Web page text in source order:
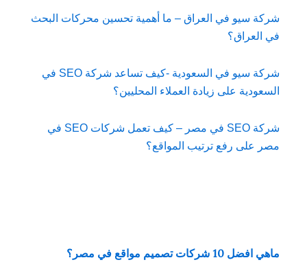
شركة سيو في العراق – ما أهمية تحسين محركات البحث
في العراق؟
شركة سيو في السعودية -كيف تساعد شركة SEO في
السعودية على زيادة العملاء المحليين؟
شركة SEO في مصر – كيف تعمل شركات SEO في
مصر على رفع ترتيب المواقع؟
ماهي افضل 10 شركات تصميم مواقع في مصر؟